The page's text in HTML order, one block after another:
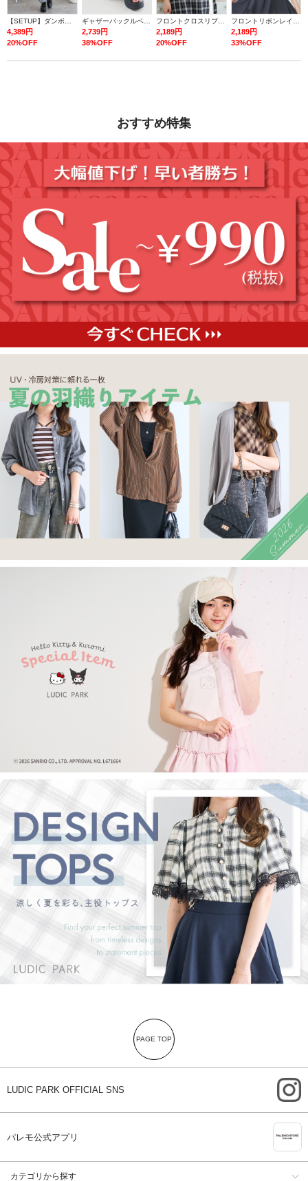
4,389円
20%OFF
ギャザーバックルベルトスポーツサンダル
2,739円
38%OFF
2,189円
20%OFF
2,189円
33%OFF
おすすめ特集
PAGE TOP
LUDIC PARK OFFICIAL SNS
パレモ公式アプリ
カテゴリから探す